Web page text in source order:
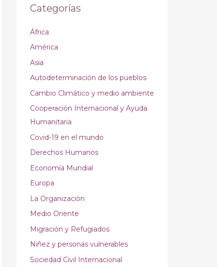
Categorías
África
América
Asia
Autodeterminación de los pueblos
Cambio Climático y medio ambiente
Cooperación Internacional y Ayuda
Humanitaria
Covid-19 en el mundo
Derechos Humanos
Economía Mundial
Europa
La Organización
Medio Oriente
Migración y Refugiados
Niñez y personas vulnerables
Sociedad Civil Internacional